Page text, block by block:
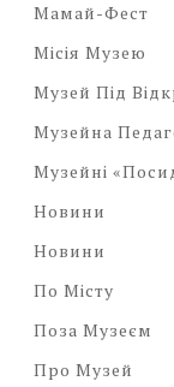
Мамай-Фест
Місія Музею
Музей Під
Музейна
Музейні
Новини
Новини
По Місту
Поза Музеєм
Про Музей